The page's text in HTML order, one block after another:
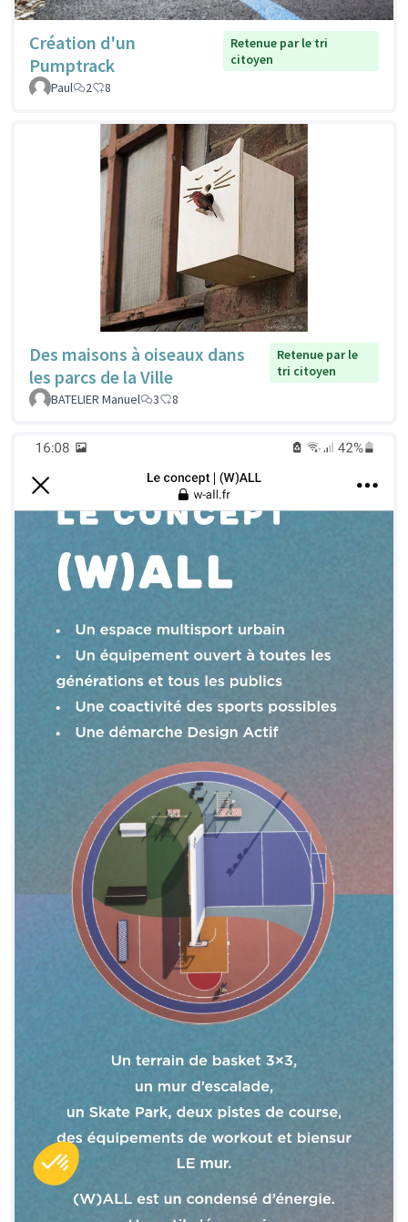
Création d'un
Pumptrack
Retenue par le tri
citoyen
Paul
2 8
Des maisons à oiseaux dans
les parcs de la Ville
Retenue par le
tri citoyen
BATELIER Manuel
3 8